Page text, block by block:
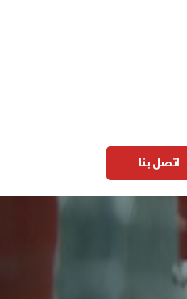
اتصل بنا